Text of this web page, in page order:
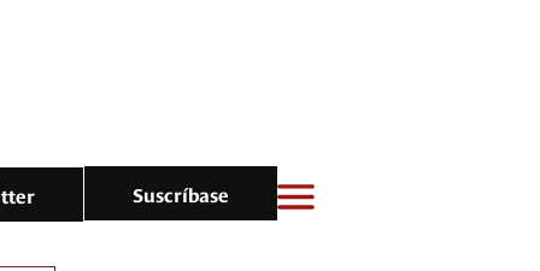
Suscríbase